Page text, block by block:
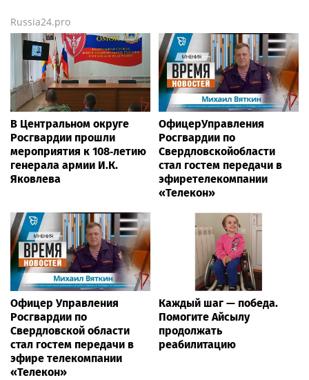
Russia24.pro
В Центральном округе
Росгвардии прошли
мероприятия к 108‑летию
генерала армии И.К.
Яковлева
ОфицерУправления
Росгвардии по
Свердловскойобласти
стал гостем передачи в
эфиретелекомпании
«Телекон»
Офицер Управления
Росгвардии по
Свердловской области
стал гостем передачи в
эфире телекомпании
«Телекон»
Каждый шаг — победа.
Помогите Айсылу
продолжать
реабилитацию